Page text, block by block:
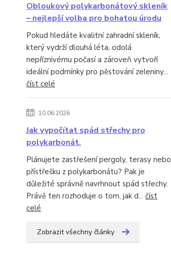
Obloukový polykarbonátový skleník
– nejlepší volba pro bohatou úrodu
Pokud hledáte kvalitní zahradní skleník,
který vydrží dlouhá léta, odolá
nepříznivému počasí a zároveň vytvoří
ideální podmínky pro pěstování zeleniny...
číst celé
10.06.2026
Jak vypočítat spád střechy pro
polykarbonát.
Plánujete zastřešení pergoly, terasy nebo
přístřešku z polykarbonátu? Pak je
důležité správně navrhnout spád střechy.
Právě ten rozhoduje o tom, jak d... číst
celé
Zobrazit všechny články